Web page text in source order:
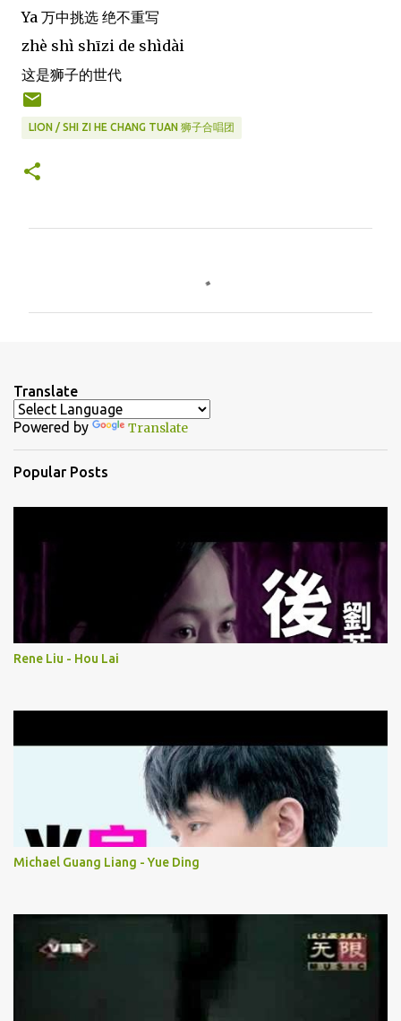
Ya 万中挑选 绝不重写
zhè shì shīzi de shìdài
这是狮子的世代
LION / SHI ZI HE CHANG TUAN 狮子合唱团
t
s
Translate
Powered by Translate
Popular Posts
Rene Liu - Hou Lai
Michael Guang Liang - Yue Ding